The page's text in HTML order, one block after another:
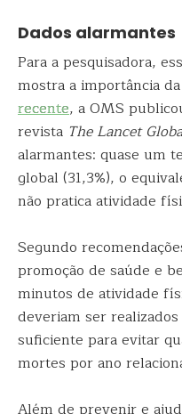
Dados alarmantes
Para a pesquisadora,
mostra a importância
recente, a OMS
revista The Lancet
alarmantes: quase um
global (31,3%), o
não pratica atividade
Segundo
promoção de saúde e
minutos de atividade
deveriam ser
suficiente para evitar
mortes por ano